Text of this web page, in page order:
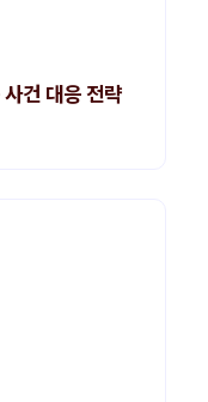
건 대응 전략